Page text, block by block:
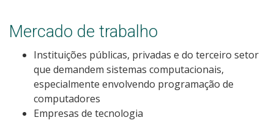
Processos Seletivos
Cotas
Orientações para comprovação de cotas
Mercado de trabalho
Instituições públicas, privadas e do terceiro setor
que demandem sistemas computacionais,
especialmente envolvendo programação de
computadores
Empresas de tecnologia